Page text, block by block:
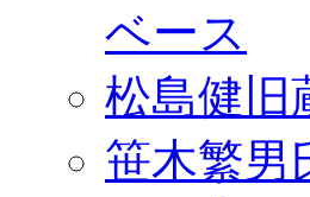
ベース
松島健旧
笹木繁男